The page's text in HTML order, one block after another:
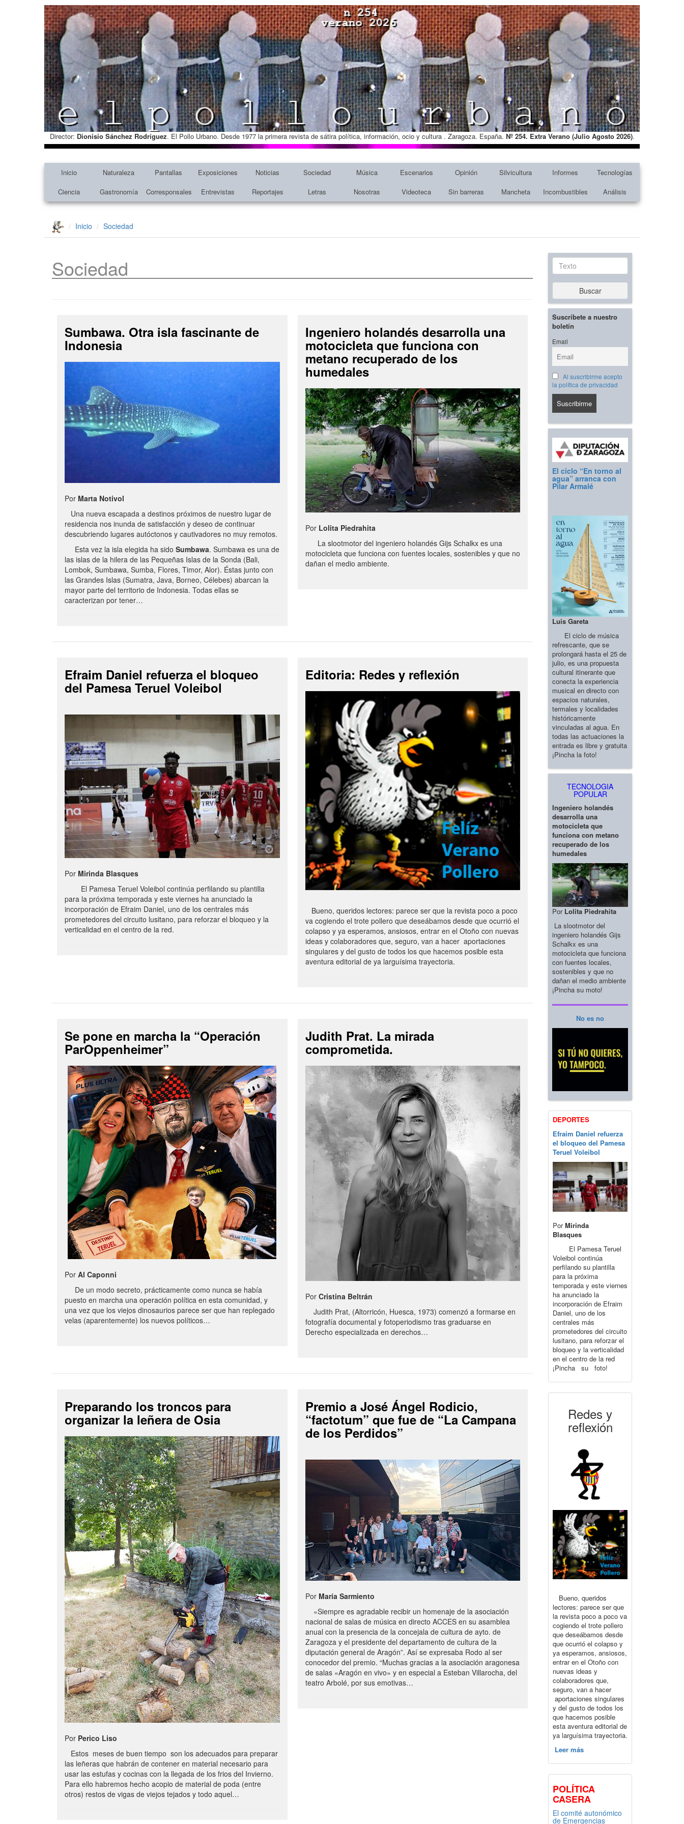
Director: Dionisio Sánchez Rodríguez. El Pollo Urbano. Desde 1977 la primera revista de sátira política, información, ocio y cultura . Zaragoza. España. Nº 254. Extra Verano (Julio Agosto 2026).
Inicio Naturaleza Pantallas Exposiciones Noticias Sociedad Música Escenarios Opinión Silvicultura Informes
Tecnologías
Ciencia
Gastronomía Corresponsales Entrevistas Reportajes Letras Nosotras Videoteca Sin barreras Mancheta Incombustibles Análisis
Inicio Sociedad
Sociedad
Sumbawa. Otra isla fascinante de
Indonesia
Por Marta Notivol
Una nueva escapada a destinos próximos de nuestro lugar de
residencia nos inunda de satisfacción y deseo de continuar
descubriendo lugares autóctonos y cautivadores no muy remotos.
Esta vez la isla elegida ha sido Sumbawa. Sumbawa es una de
las islas de la hilera de las Pequeñas Islas de la Sonda (Bali,
Lombok, Sumbawa, Sumba, Flores, Timor, Alor). Éstas junto con
las Grandes Islas (Sumatra, Java, Borneo, Célebes) abarcan la
mayor parte del territorio de Indonesia. Todas ellas se
caracterizan por tener…
Ingeniero holandés desarrolla una
motocicleta que funciona con
metano recuperado de los
humedales
Por Lolita Piedrahita
La slootmotor del ingeniero holandés Gijs Schalkx es una
motocicleta que funciona con fuentes locales, sostenibles y que no
dañan el medio ambiente.
Efraim Daniel refuerza el bloqueo
del Pamesa Teruel Voleibol
Por Mirinda Blasques
El Pamesa Teruel Voleibol continúa perfilando su plantilla
para la próxima temporada y este viernes ha anunciado la
incorporación de Efraim Daniel, uno de los centrales más
prometedores del circuito lusitano, para reforzar el bloqueo y la
verticalidad en el centro de la red.
Editoria: Redes y reflexión
Bueno, queridos lectores: parece ser que la revista poco a poco
va cogiendo el trote pollero que deseábamos desde que ocurrió el
colapso y ya esperamos, ansiosos, entrar en el Otoño con nuevas
ideas y colaboradores que, seguro, van a hacer aportaciones
singulares y del gusto de todos los que hacemos posible esta
aventura editorial de ya larguísima trayectoria.
Se pone en marcha la “Operación
ParOppenheimer”
Por Al Caponni
De un modo secreto, prácticamente como nunca se había
puesto en marcha una operación política en esta comunidad, y
una vez que los viejos dinosaurios parece ser que han replegado
velas (aparentemente) los nuevos políticos…
Judith Prat. La mirada
comprometida.
PorCristina Beltrán
Judith Prat, (Altorricón, Huesca, 1973) comenzó a formarse en
fotografía documental y fotoperiodismo tras graduarse en
Derecho especializada en derechos…
Preparando los troncos para
organizar la leñera de Osia
Por Perico Liso
Estos meses de buen tiempo son los adecuados para preparar
las leñeras que habrán de contener en material necesario para
usar las estufas y cocinas con la llegada de los frios del Invierno.
Para ello habremos hecho acopio de material de poda (entre
otros) restos de vigas de viejos tejados y todo aquel…
Premio a José Ángel Rodicio,
“factotum” que fue de “La Campana
de los Perdidos”
Por María Sarmiento
«Siempre es agradable recibir un homenaje de la asociación
nacional de salas de música en directo ACCES en su asamblea
anual con la presencia de la concejala de cultura de ayto. de
Zaragoza y el presidente del departamento de cultura de la
diputación general de Aragón”. Así se expresaba Rodo al ser
conocedor del premio. “Muchas gracias a la asociación aragonesa
de salas «Aragón en vivo» y en especial a Esteban Villarocha, del
teatro Arbolé, por sus emotivas…
Texto
Buscar
Suscríbete a nuestro
boletín
Email
Al suscribirme acepto
la política de privacidad
El ciclo “En torno al
agua” arranca con
Pilar Armalé
Luis Gareta
El ciclo de música
refrescante, que se
prolongará hasta el 25 de
julio, es una propuesta
cultural itinerante que
conecta la experiencia
musical en directo con
espacios naturales,
termales y localidades
históricamente
vinculadas al agua. En
todas las actuaciones la
entrada es libre y gratuita
¡Pincha la foto!
TECNOLOGIA
POPULAR
Ingeniero holandés
desarrolla una
motocicleta que
funciona con metano
recuperado de los
humedales
Por Lolita Piedrahita
La slootmotor del
ingeniero holandés Gijs
Schalkx es una
motocicleta que funciona
con fuentes locales,
sostenibles y que no
dañan el medio ambiente
¡Pincha su moto!
No es no
DEPORTES
Efraim Daniel refuerza
el bloqueo del Pamesa
Teruel Voleibol
PorMirinda
Blasques
El Pamesa Teruel
Voleibol continúa
perfilando su plantilla
para la próxima
temporada y este viernes
ha anunciado la
incorporación de Efraim
Daniel, uno de los
centrales más
prometedores del circuito
lusitano, para reforzar el
bloqueo y la verticalidad
en el centro de la red
¡Pincha su foto!
Redes y
reflexión
Bueno, queridos
lectores: parece ser que
la revista poco a poco va
cogiendo el trote pollero
que deseábamos desde
que ocurrió el colapso y
ya esperamos, ansiosos,
entrar en el Otoño con
nuevas ideas y
colaboradores que,
seguro, van a hacer
aportaciones singulares
y del gusto de todos los
que hacemos posible
esta aventura editorial de
ya larguísima trayectoria.
Leer más
POLÍTICA
CASERA
El comité autonómico
de Emergencias